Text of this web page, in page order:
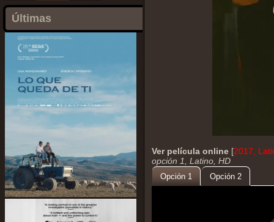
Últimas
Ver película online [2017,
opción 1, Latino, HD
Opción 1 Opción 2